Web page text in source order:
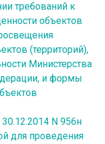
требований к
объектов
(территорий),
Министерства
и формы
N 956н
для проведения